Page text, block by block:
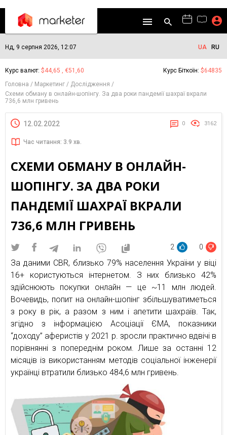
Нд, 9 серпня 2026, 12:07 UA RU
Курс валют: $44,65 , €51,60 Курс Біткоїн: $64835
Головна
Маркетинг
Дослідження
Схеми обману в онлайн-шопінгу. За два роки пандемії шахраї вкрали
736,6 млн гривень
12.02.2022 0 3162
Час читання: 3.9 хв.
СХЕМИ ОБМАНУ В ОНЛАЙН-
ШОПІНГУ. ЗА ДВА РОКИ
ПАНДЕМІЇ ШАХРАЇ ВКРАЛИ
736,6 МЛН ГРИВЕНЬ
2 0
За даними CBR, близько 79% населення України у віці
16+ користуються інтернетом. З них близько 42%
здійснюють покупки онлайн — це ~11 млн людей.
Вочевидь, попит на онлайн-шопінг збільшуватиметься
з року в рік, а разом з ним і апетити шахраїв. Так,
згідно з інформацією Асоціації ЄМА, показники
“доходу” аферистів у 2021 р. зросли практично вдвічі в
порівнянні з попереднім роком. Лише за останні 12
місяців із використанням методів соціальної інженерії
українці втратили близько 484,6 млн гривень.